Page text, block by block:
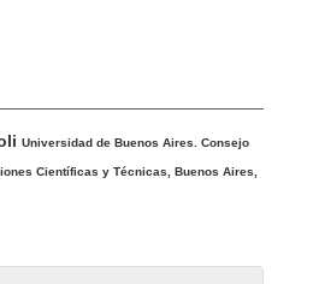
Universidad de Buenos Aires. Consejo
Científicas y Técnicas, Buenos Aires,